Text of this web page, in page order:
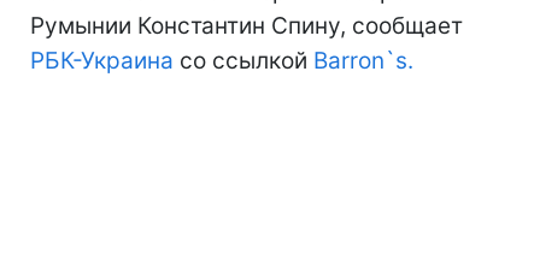
Румынии Константин Спину, сообщает
РБК-Украина со ссылкой Barron`s.